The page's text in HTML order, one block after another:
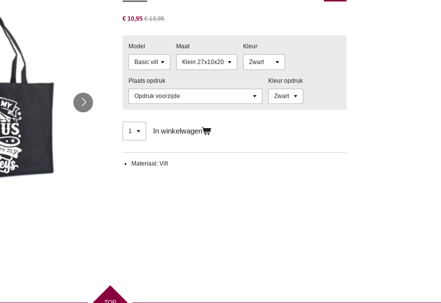
€ 10,95 € 13,95
Model Maat Kleur
Plaats opdruk Kleur opdruk
In winkelwagen
Materiaal: Vilt